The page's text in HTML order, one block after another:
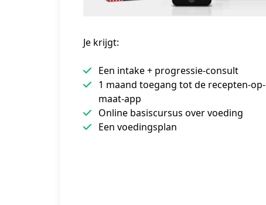
Je krijgt:
Een intake + progressie-consult
1 maand toegang tot de recepten-op-
maat-app
Online basiscursus over voeding
Een voedingsplan